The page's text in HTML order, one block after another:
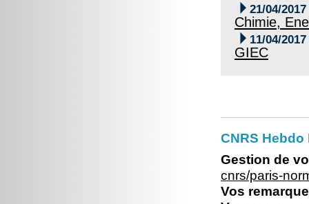
 21/04/2017
Chimie,
 11/04/2017
GIEC
CNRS
Gestion de
cnrs/paris-
Vos